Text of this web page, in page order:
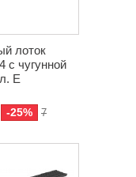
лоток
с чугунной
Е
-25%
7